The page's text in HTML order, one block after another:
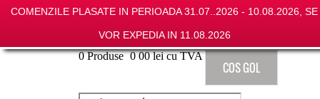
COMENZILE PLASATE IN PERIOADA 31.07..2026 - 10.08.2026, SE
VOR EXPEDIA IN 11.08.2026
0 Produse 0 00 lei cu TVA
COS GOL